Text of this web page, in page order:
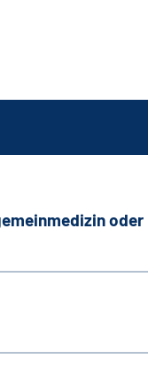
oder